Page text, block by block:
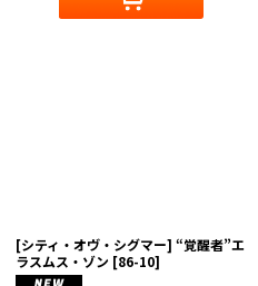
[シティ・オヴ・シグマー] “覚醒者”エ
ラスムス・ゾン [86-10]